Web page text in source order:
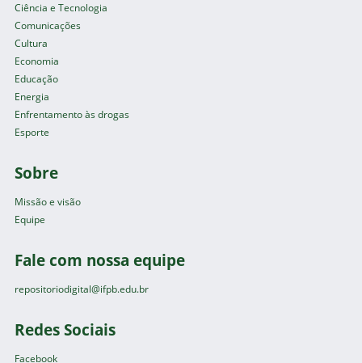
Ciência e Tecnologia
Comunicações
Cultura
Economia
Educação
Energia
Enfrentamento às drogas
Esporte
Sobre
Missão e visão
Equipe
Fale com nossa equipe
repositoriodigital@ifpb.edu.br
Redes Sociais
Facebook